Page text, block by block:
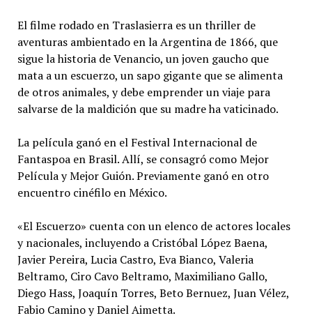
El filme rodado en Traslasierra es un thriller de
aventuras ambientado en la Argentina de 1866, que
sigue la historia de Venancio, un joven gaucho que
mata a un escuerzo, un sapo gigante que se alimenta
de otros animales, y debe emprender un viaje para
salvarse de la maldición que su madre ha vaticinado.
La película ganó en el Festival Internacional de
Fantaspoa en Brasil. Allí, se consagró como Mejor
Película y Mejor Guión. Previamente ganó en otro
encuentro cinéfilo en México.
«El Escuerzo» cuenta con un elenco de actores locales
y nacionales, incluyendo a Cristóbal López Baena,
Javier Pereira, Lucia Castro, Eva Bianco, Valeria
Beltramo, Ciro Cavo Beltramo, Maximiliano Gallo,
Diego Hass, Joaquín Torres, Beto Bernuez, Juan Vélez,
Fabio Camino y Daniel Aimetta.